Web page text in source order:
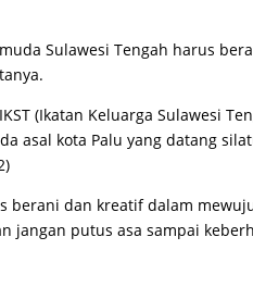
Sulawesi Tengah harus
(Ikatan Keluarga Sulawesi
asal kota Palu yang datang
berani dan kreatif dalam
jangan putus asa sampai